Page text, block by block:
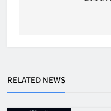
RELATED NEWS